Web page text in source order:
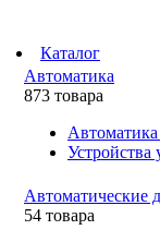
Каталог
Автоматика
873 товара
Устройства
Автоматические
54 товара